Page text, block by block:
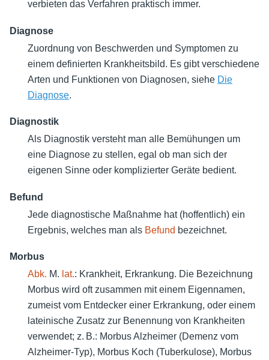
verbieten das Verfahren praktisch immer.
Diagnose
Zuordnung von Beschwerden und Symptomen zu
einem definierten Krankheitsbild. Es gibt verschiedene
Arten und Funktionen von Diagnosen, siehe Die
Diagnose.
Diagnostik
Als Diagnostik versteht man alle Bemühungen um
eine Diagnose zu stellen, egal ob man sich der
eigenen Sinne oder komplizierter Geräte bedient.
Befund
Jede diagnostische Maßnahme hat (hoffentlich) ein
Ergebnis, welches man als Befund bezeichnet.
Morbus
Abk. M. lat.: Krankheit, Erkrankung. Die Bezeichnung
Morbus wird oft zusammen mit einem Eigennamen,
zumeist vom Entdecker einer Erkrankung, oder einem
lateinische Zusatz zur Benennung von Krankheiten
verwendet; z. B.: Morbus Alzheimer (Demenz vom
Alzheimer-Typ), Morbus Koch (Tuberkulose), Morbus